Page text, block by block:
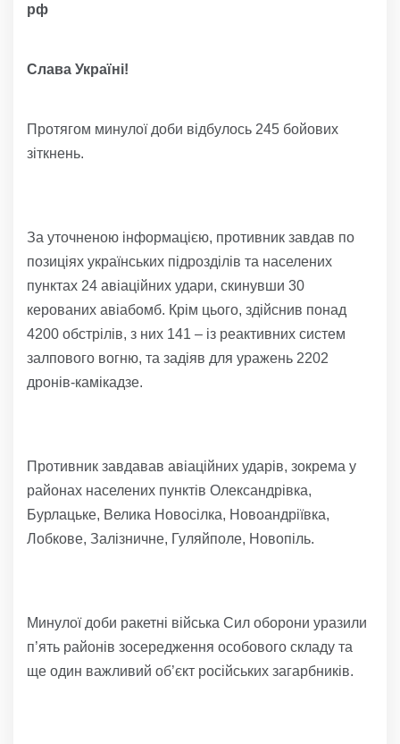
рф
Слава Україні!
Протягом минулої доби відбулось 245 бойових
зіткнень.
За уточненою інформацією, противник завдав по
позиціях українських підрозділів та населених
пунктах 24 авіаційних удари, скинувши 30
керованих авіабомб. Крім цього, здійснив понад
4200 обстрілів, з них 141 – із реактивних систем
залпового вогню, та задіяв для уражень 2202
дронів-камікадзе.
Противник завдавав авіаційних ударів, зокрема у
районах населених пунктів Олександрівка,
Бурлацьке, Велика Новосілка, Новоандріївка,
Лобкове, Залізничне, Гуляйполе, Новопіль.
Минулої доби ракетні війська Сил оборони уразили
п’ять районів зосередження особового складу та
ще один важливий об’єкт російських загарбників.